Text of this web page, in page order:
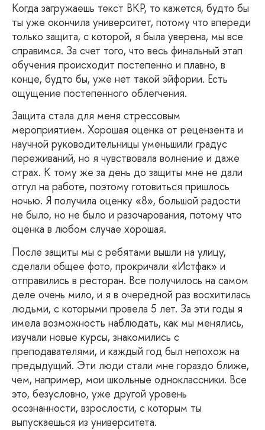
Когда загружаешь текст ВКР, то кажется, будто бы
ты уже окончила университет, потому что впереди
только защита, с которой, я была уверена, мы все
справимся. За счет того, что весь финальный этап
обучения происходит постепенно и плавно, в
конце, будто бы, уже нет такой эйфории. Есть
ощущение постепенного облегчения.
Защита стала для меня стрессовым
мероприятием. Хорошая оценка от рецензента и
научной руководительницы уменьшили градус
переживаний, но я чувствовала волнение и даже
страх. К тому же за день до защиты мне не дали
отгул на работе, поэтому готовиться пришлось
ночью. Я получила оценку «8», большой радости
не было, но не было и разочарования, потому что
оценка в любом случае хорошая.
После защиты мы с ребятами вышли на улицу,
сделали общее фото, прокричали «Истфак» и
отправились в ресторан. Все получилось на самом
деле очень мило, и я в очередной раз восхитилась
людьми, с которыми провела 5 лет. За эти годы я
имела возможность наблюдать, как мы менялись,
изучали новые курсы, знакомились с
преподавателями, и каждый год был непохож на
предыдущий. Эти люди стали мне гораздо ближе,
чем, например, мои школьные одноклассники. Все
это, безусловно, уже другой уровень
осознанности, взрослости, с которым ты
выпускаешься из университета.